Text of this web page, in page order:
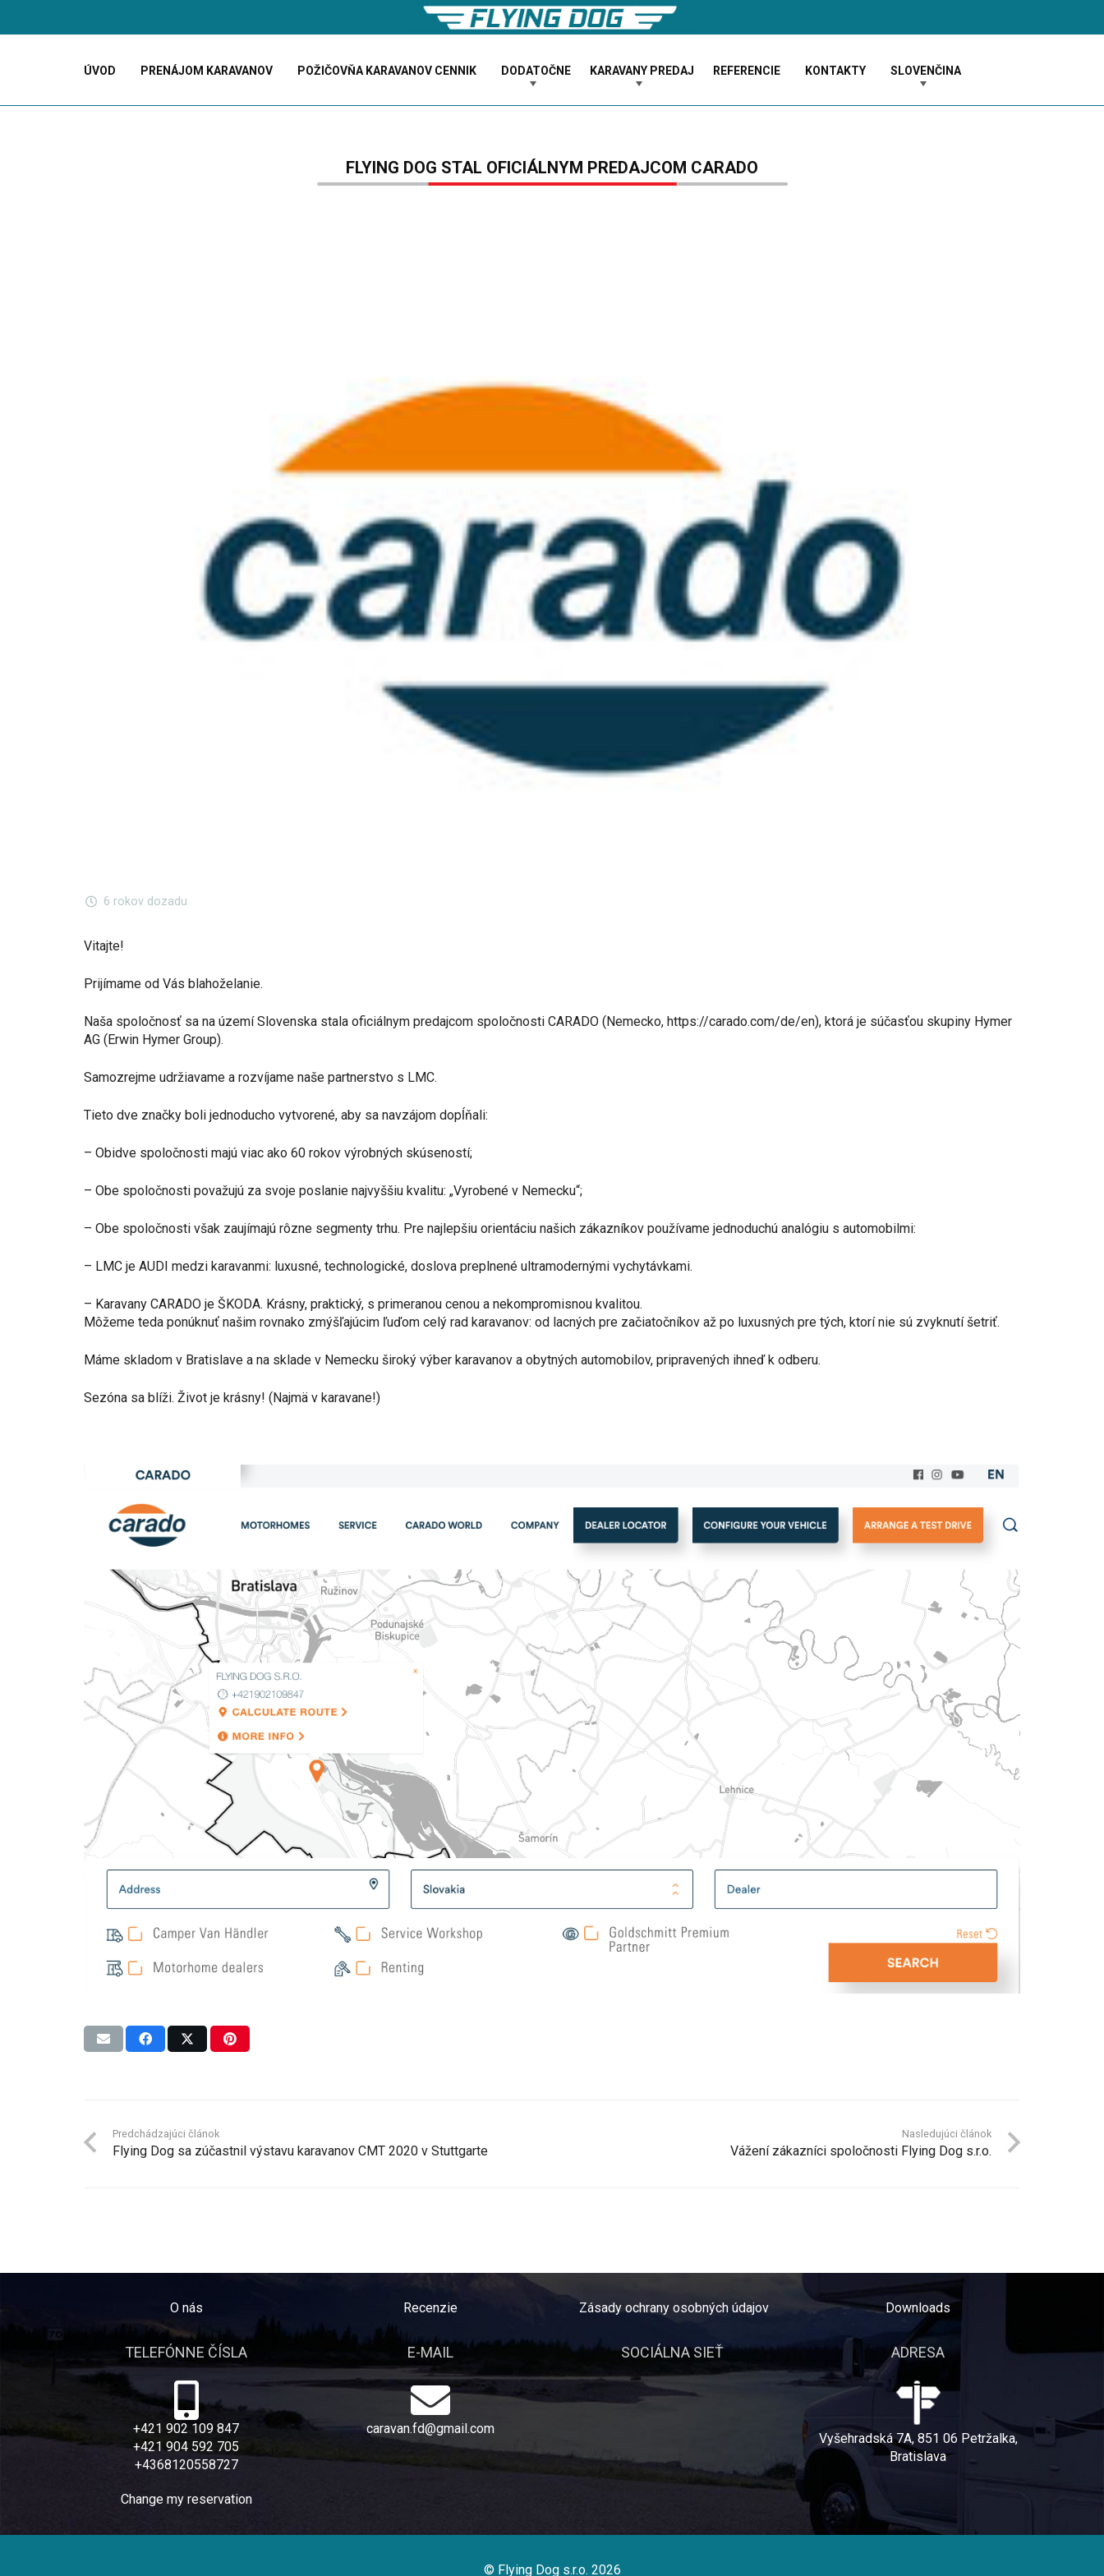
ÚVOD PRENÁJOM KARAVANOV POŽIČOVŇA KARAVANOV CENNIK DODATOČNE KARAVANY PREDAJ REFERENCIE KONTAKTY SLOVENČINA
FLYING DOG STAL OFICIÁLNYM PREDAJCOM CARADO
6 rokov dozadu
Vitajte!
Prijímame od Vás blahoželanie.
Naša spoločnosť sa na území Slovenska stala oficiálnym predajcom spoločnosti CARADO (Nemecko, https://carado.com/de/en), ktorá je súčasťou skupiny Hymer
AG (Erwin Hymer Group).
Samozrejme udržiavame a rozvíjame naše partnerstvo s LMC.
Tieto dve značky boli jednoducho vytvorené, aby sa navzájom dopĺňali:
– Obidve spoločnosti majú viac ako 60 rokov výrobných skúseností;
– Obe spoločnosti považujú za svoje poslanie najvyššiu kvalitu: „Vyrobené v Nemecku“;
– Obe spoločnosti však zaujímajú rôzne segmenty trhu. Pre najlepšiu orientáciu našich zákazníkov používame jednoduchú analógiu s automobilmi:
– LMC je AUDI medzi karavanmi: luxusné, technologické, doslova preplnené ultramodernými vychytávkami.
– Karavany CARADO je ŠKODA. Krásny, praktický, s primeranou cenou a nekompromisnou kvalitou.
Môžeme teda ponúknuť našim rovnako zmýšľajúcim ľuďom celý rad karavanov: od lacných pre začiatočníkov až po luxusných pre tých, ktorí nie sú zvyknutí šetriť.
Máme skladom v Bratislave a na sklade v Nemecku široký výber karavanov a obytných automobilov, pripravených ihneď k odberu.
Sezóna sa blíži. Život je krásny! (Najmä v karavane!)
Predchádzajúci článok
Flying Dog sa zúčastnil výstavu karavanov CMT 2020 v Stuttgarte
Nasledujúci článok
Vážení zákazníci spoločnosti Flying Dog s.r.o.
O nás Recenzie Zásady ochrany osobných údajov Downloads
TELEFÓNNE ČÍSLA
+421 902 109 847
+421 904 592 705
+4368120558727
Change my reservation
E-MAIL
caravan.fd@gmail.com
SOCIÁLNA SIEŤ ADRESA
Vyšehradská 7A, 851 06 Petržalka,
Bratislava
© Flying Dog s.r.o. 2026